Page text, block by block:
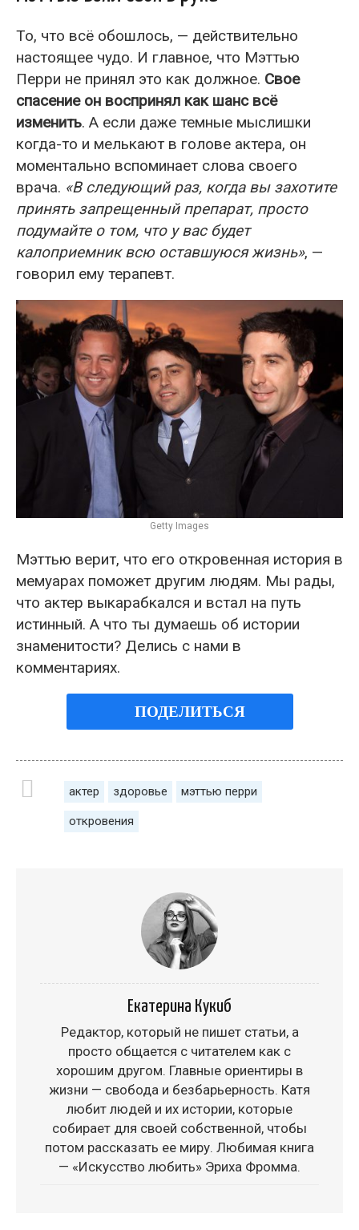
То, что всё обошлось, — действительно
настоящее чудо. И главное, что Мэттью
Перри не принял это как должное. Свое
спасение он воспринял как шанс всё
изменить. А если даже темные мыслишки
когда-то и мелькают в голове актера, он
моментально вспоминает слова своего
врача. «В следующий раз, когда вы захотите
принять запрещенный препарат, просто
подумайте о том, что у вас будет
калоприемник всю оставшуюся жизнь», —
говорил ему терапевт.
Getty Images
Мэттью верит, что его откровенная история в
мемуарах поможет другим людям. Мы рады,
что актер выкарабкался и встал на путь
истинный. А что ты думаешь об истории
знаменитости? Делись с нами в
комментариях.
ПОДЕЛИТЬСЯ
актер здоровье мэттью перри
откровения
Екатерина Кукиб
Редактор, который не пишет статьи, а
просто общается с читателем как с
хорошим другом. Главные ориентиры в
жизни — свобода и безбарьерность. Катя
любит людей и их истории, которые
собирает для своей собственной, чтобы
потом рассказать ее миру. Любимая книга
— «Искусство любить» Эриха Фромма.